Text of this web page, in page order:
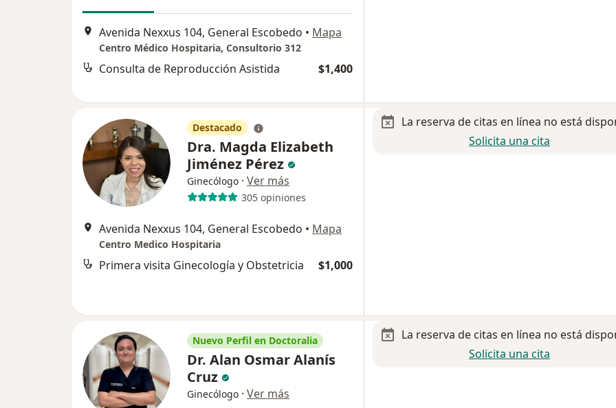
Avenida Nexxus 104, General Escobedo • Mapa
Centro Médico Hospitaria, Consultorio 312
Consulta de Reproducción Asistida $1,400
Destacado
Dra. Magda Elizabeth
Jiménez Pérez
Ginecólogo · Ver más
305 opiniones
Avenida Nexxus 104, General Escobedo • Mapa
Centro Medico Hospitaria
Primera visita Ginecología y Obstetricia $1,000
La reserva de citas en línea no está
Solicita una cita
Nuevo Perfil en Doctoralia
Dr. Alan Osmar Alanís
Cruz
Ginecólogo · Ver más
La reserva de citas en línea no está
Solicita una cita